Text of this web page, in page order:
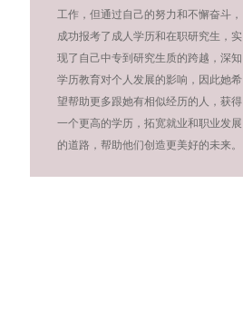
工作，但通过自己的努力和不懈奋斗，
成功报考了成人学历和在职研究生，实
现了自己中专到研究生质的跨越，深知
学历教育对个人发展的影响，因此她希
望帮助更多跟她有相似经历的人，获得
一个更高的学历，拓宽就业和职业发展
的道路，帮助他们创造更美好的未来。